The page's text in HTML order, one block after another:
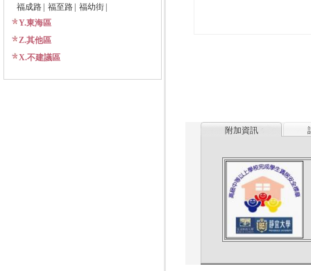
福成路
福至路 福幼街
Y.東海區
Z.其他區
X.不建議區
附加資訊